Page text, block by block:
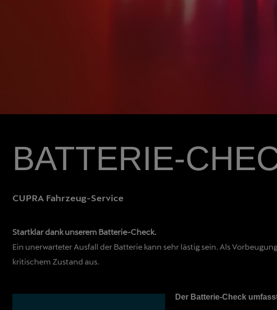
BATTERIE-
CUPRA Fahrzeug-Service
Startklar dank unserem Batterie-Check.
Ein unerwarteter Ausfall der Batterie kann sehr lästig sein. Als
kritischem Zustand aus.
Der Batterie-Check